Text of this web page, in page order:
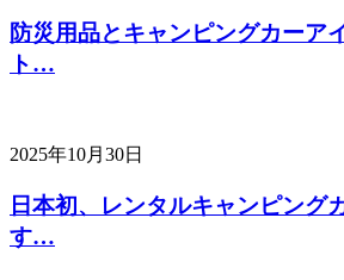
防災用品とキャンピングカーア
ト…
2025年10月30日
日本初、レンタルキャンピング
す…